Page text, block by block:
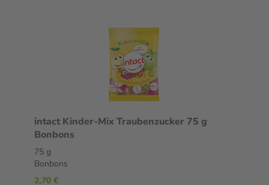
intact Kinder-Mix Traubenzucker 75 g
Bonbons
75 g
Bonbons
2,70 €